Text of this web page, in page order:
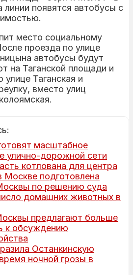
линии появятся автобусы с
место социальному
проезда по улице
автобусы будут
на Таганской площади и
улице Таганская и
вместо улиц
масштабное
улично-дорожной сети
котлована для центра
Москве подготовлена
по решению суда
домашних животных в
предлагают больше
к обсуждению
Останкинскую
ночной грозы в